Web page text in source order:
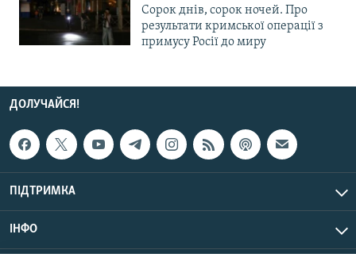
Сорок днів, сорок ночей. Про
результати кримської операції з
примусу Росії до миру
ДОЛУЧАЙСЯ!
ПІДТРИМКА
ІНФО